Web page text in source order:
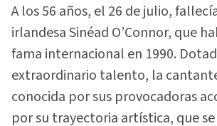
A los 56 años, el 26 de julio,
irlandesa Sinéad O’Connor, que
fama internacional en 1990.
extraordinario talento, la
conocida por sus provocadoras
por su trayectoria artística, que